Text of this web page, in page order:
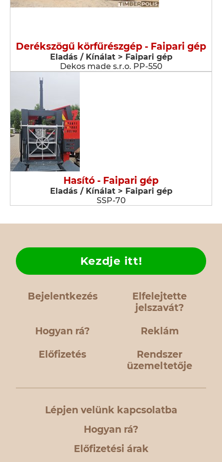
Derékszögű körfűrészgép - Faipari gép
Eladás / Kínálat > Faipari gép
Dekos made s.r.o. PP-550
Hasító - Faipari gép
Eladás / Kínálat > Faipari gép
SSP-70
Bejelentkezés
Elfelejtette
jelszavát?
Hogyan rá?
Kezdje itt!
Reklám
Előfizetés
Rendszer
üzemeltetője
Lépjen velünk kapcsolatba
Hogyan rá?
Előfizetési árak